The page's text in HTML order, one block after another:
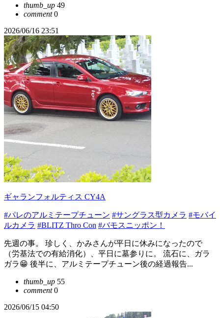
thumb_up 49
comment0
2026/06/16 23:51
ギャランフォルティス CY4A
#パレのアルミテープチューン #サングラス型カメラ #モバイ
ルカメラ #BLITZ Thro Con #バモスニッポン！
先週の事。 珍しく、かみさんが平日に休みになったので
（労基法での有給消化）、平日に墓参りに。 流石に、ガラ
ガラ😁 後半に、アルミテープチューン後の経過報告...
thumb_up 55
comment0
2026/06/15 04:50